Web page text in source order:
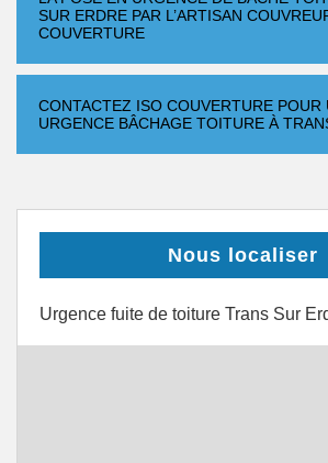
SUR ERDRE PAR L’ARTISAN
COUVERTURE
CONTACTEZ ISO COUVERTURE POUR
URGENCE BÂCHAGE TOITURE À
Nous localiser
Urgence fuite de toiture Trans Sur